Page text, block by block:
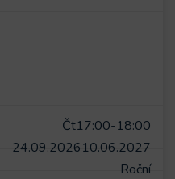
Čt17:00-18:00
24.09.202610.06.2027
Roční